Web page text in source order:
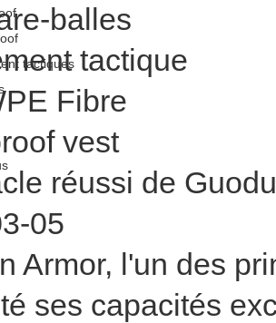
tactiques
balles
tactique
Fibre
vest
réussi de
05
Armor, l'un des
ses capacités